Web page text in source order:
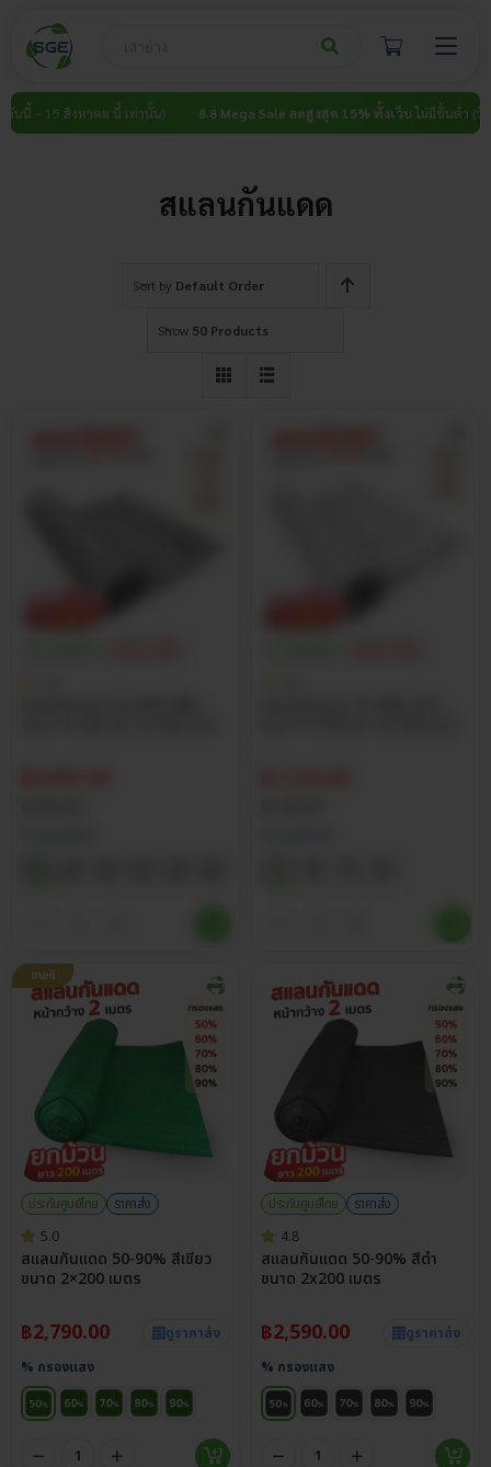
content
– 15 สิงหาคม นี้ เท่านั้น) 8.8 Mega Sale ลดสูงสุด 15% ทั้งเว็บไม่มีขั้นต่ำ (วันนี้ –
สแลนกันแดด
Sort by Default Order
Show 50 Products
ขายดี
ประกันศูนย์ไทย
ราคาส่ง
5.0
สแลนกันแดด 50-90% สีเขียว
ขนาด 2×200 เมตร
฿2,790.00
ดูราคาส่ง
% กรองแสง
ประกันศูนย์ไทย
ราคาส่ง
4.8
สแลนกันแดด 50-90% สีดำ
ขนาด 2x200 เมตร
฿2,590.00
ดูราคาส่ง
% กรองแสง